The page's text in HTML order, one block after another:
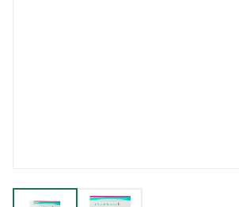
View larger imageView larger image